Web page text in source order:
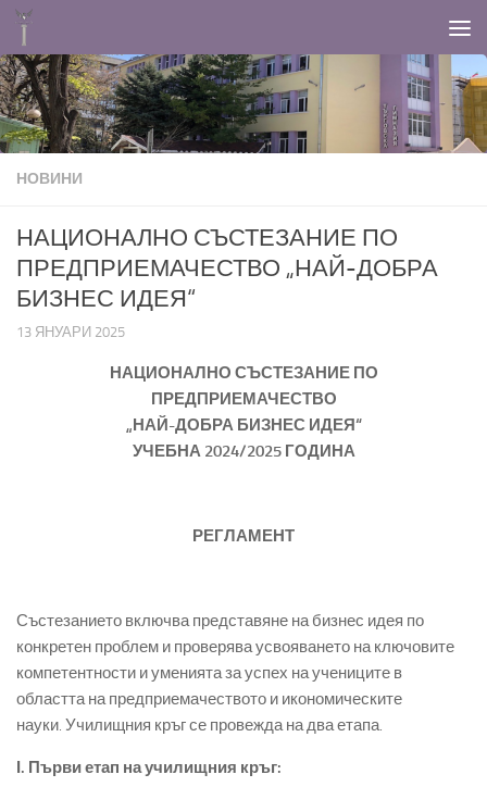
НОВИНИ
НАЦИОНАЛНО СЪСТЕЗАНИЕ ПО
ПРЕДПРИЕМАЧЕСТВО „НАЙ-ДОБРА
БИЗНЕС ИДЕЯ“
13 ЯНУАРИ 2025
НАЦИОНАЛНО СЪСТЕЗАНИЕ ПО
ПРЕДПРИЕМАЧЕСТВО
„НАЙ-ДОБРА БИЗНЕС ИДЕЯ“
УЧЕБНА 2024/2025ГОДИНА
РЕГЛАМЕНТ
Състезанието включва представяне на бизнес идея по
конкретен проблем и проверява усвояването на ключовите
компетентности и уменията за успех на учениците в
областта на предприемачеството и икономическите
науки. Училищния кръг се провежда на два етапа.
І. Първи етап на училищния кръг: